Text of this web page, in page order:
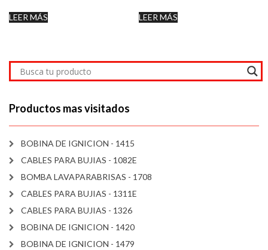
LEER MÁS LEER MÁS
Productos mas visitados
BOBINA DE IGNICION - 1415
CABLES PARA BUJIAS - 1082E
BOMBA LAVAPARABRISAS - 1708
CABLES PARA BUJIAS - 1311E
CABLES PARA BUJIAS - 1326
BOBINA DE IGNICION - 1420
BOBINA DE IGNICION - 1479